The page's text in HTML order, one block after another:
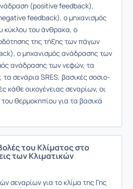
(positive feedback),
feedback), ο μηχανισμός
κύκλου του άνθρακα, ο
της τήξης των πάγων
ο μηχανισμός ανάδρασης των
ανάδρασης των νεφών, τα
τα σενάρια SRES, βασικές σοσιο-
κάθε οικογένειας σεναρίων, οι
θερμοκηπίου για τα βασικά
του Κλίματος στο
των Κλιματικών
σεναρίων για το κλίμα της Γης